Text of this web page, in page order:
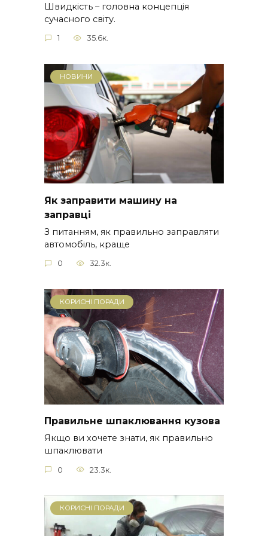
Швидкість – головна концепція
сучасного світу.
1 35.6к.
НОВИНИ
Як заправити машину на
заправці
З питанням, як правильно заправляти
автомобіль, краще
0 32.3к.
КОРИСНІ ПОРАДИ
Правильне шпаклювання кузова
Якщо ви хочете знати, як правильно
шпаклювати
0 23.3к.
КОРИСНІ ПОРАДИ